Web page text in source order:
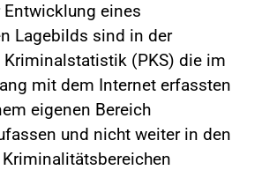
Entwicklung eines
Lagebilds sind in der
(PKS) die im
mit dem Internet erfassten
eigenen Bereich
und nicht weiter in den